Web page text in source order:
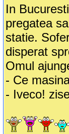
In
pregatea
statie.
disperat
Omul
- Ce
- Iveco!